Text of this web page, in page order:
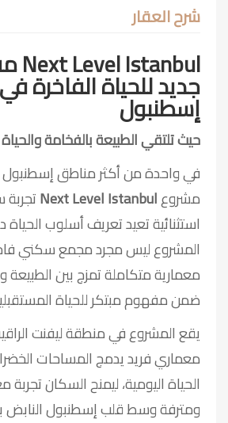
شرح العقار
Next Level Istanbul
جديد للحياة الفاخرة
إسطنبول
حيث تلتقي الطبيعة بالفخامة
في واحدة من أكثر مناطق إسطنبول
مشروعNext Level Istanbul
استثنائية تعيد تعريف أسلوب الحياة
المشروع ليس مجرد مجمع سكني
معمارية متكاملة تمزج بين الطبيعة
ضمن مفهوم مبتكر للحياة
يقع المشروع في منطقة ليفنت
معماري فريد يدمج المساحات
الحياة اليومية، ليمنح السكان
ومترفة وسط قلب إسطنبول النابض